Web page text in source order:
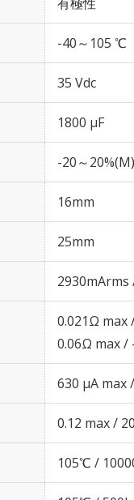
-40～105 ℃
35 Vdc
1800 µF
-20～
16mm
25mm
0.021Ω max
0.06Ω max /
630 μA max
0.12 max /
105℃ /